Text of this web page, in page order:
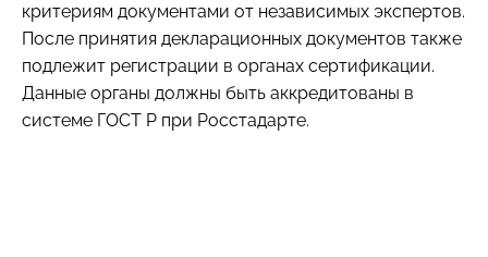
критериям документами от независимых экспертов.
После принятия декларационных документов также
подлежит регистрации в органах сертификации.
Данные органы должны быть аккредитованы в
системе ГОСТ Р при Росстадарте.